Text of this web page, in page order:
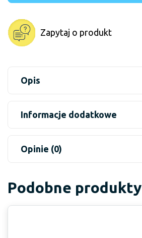
Zapytaj o produkt
Opis
Informacje dodatkowe
Opinie (0)
Podobne produkty